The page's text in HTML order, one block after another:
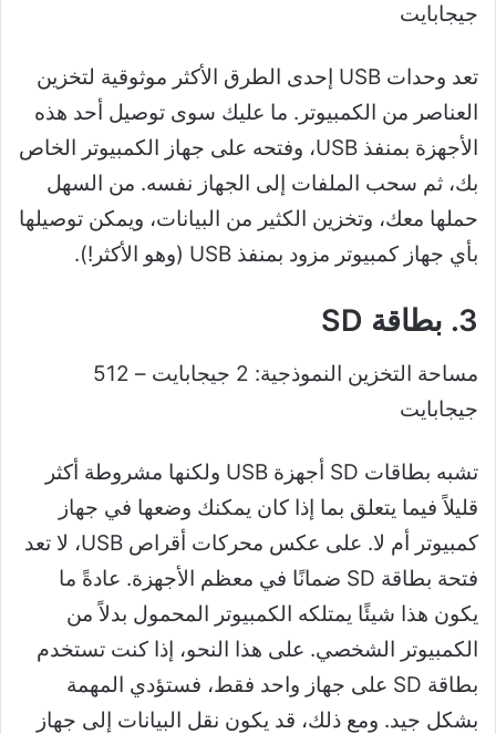
جيجابايت
تعد وحدات USB إحدى الطرق الأكثر موثوقية لتخزين
العناصر من الكمبيوتر. ما عليك سوى توصيل أحد هذه
الأجهزة بمنفذ USB، وفتحه على جهاز الكمبيوتر الخاص
بك، ثم سحب الملفات إلى الجهاز نفسه. من السهل
حملها معك، وتخزين الكثير من البيانات، ويمكن توصيلها
بأي جهاز كمبيوتر مزود بمنفذ USB (وهو الأكثر!).
3. بطاقة SD
مساحة التخزين النموذجية: 2 جيجابايت – 512
جيجابايت
تشبه بطاقات SD أجهزة USB ولكنها مشروطة أكثر
قليلاً فيما يتعلق بما إذا كان يمكنك وضعها في جهاز
كمبيوتر أم لا. على عكس محركات أقراص USB، لا تعد
فتحة بطاقة SD ضمانًا في معظم الأجهزة. عادةً ما
يكون هذا شيئًا يمتلكه الكمبيوتر المحمول بدلاً من
الكمبيوتر الشخصي. على هذا النحو، إذا كنت تستخدم
بطاقة SD على جهاز واحد فقط، فستؤدي المهمة
بشكل جيد. ومع ذلك، قد يكون نقل البيانات إلى جهاز